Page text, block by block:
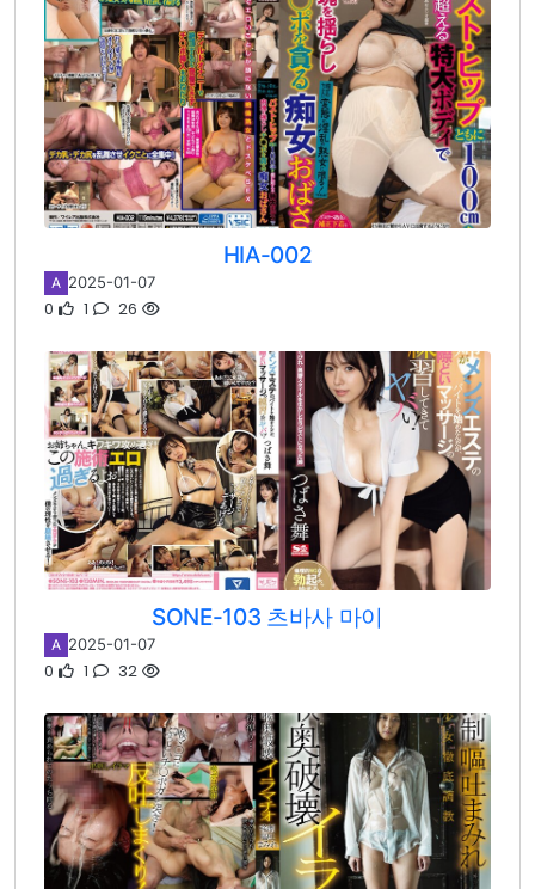
HIA-002
A 2025-01-07
0 1 26
SONE-103 츠바사 마이
A 2025-01-07
0 1 32